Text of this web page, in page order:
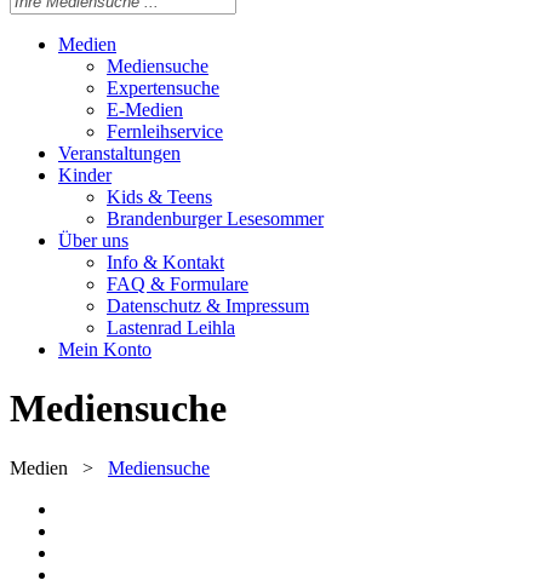
Medien
Mediensuche
Expertensuche
E-Medien
Fernleihservice
Veranstaltungen
Kinder
Kids & Teens
Brandenburger Lesesommer
Über uns
Info & Kontakt
FAQ & Formulare
Datenschutz & Impressum
Lastenrad Leihla
Mein Konto
Mediensuche
Medien > Mediensuche